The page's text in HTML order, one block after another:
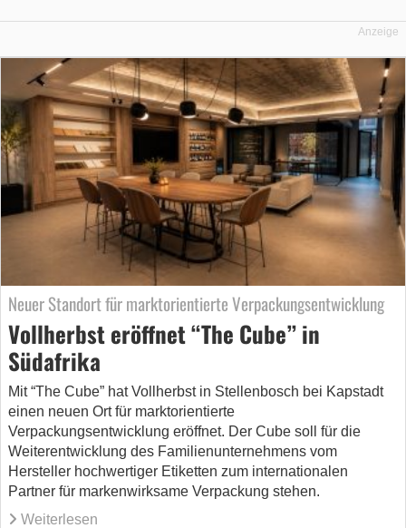
Anzeige
Neuer Standort für marktorientierte Verpackungsentwicklung
Vollherbst eröffnet “The Cube” in
Südafrika
Mit “The Cube” hat Vollherbst in Stellenbosch bei Kapstadt
einen neuen Ort für marktorientierte
Verpackungsentwicklung eröffnet. Der Cube soll für die
Weiterentwicklung des Familienunternehmens vom
Hersteller hochwertiger Etiketten zum internationalen
Partner für markenwirksame Verpackung stehen.
Weiterlesen